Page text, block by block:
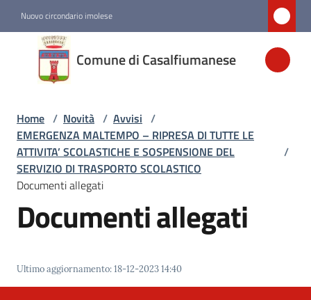
Nuovo circondario imolese
Comune di Casalfiumanese
Comune di
Casalfiumanese
Amministrazione
Novità
Menu selezionato
Servizi
Casalfiumanese
Home / Novità / Avvisi /
EMERGENZA MALTEMPO – RIPRESA DI TUTTE LE
ATTIVITA’ SCOLASTICHE E SOSPENSIONE DEL
SERVIZIO DI TRASPORTO SCOLASTICO
/
Documenti allegati
Documenti allegati
Ultimo aggiornamento:18-12-2023 14:40